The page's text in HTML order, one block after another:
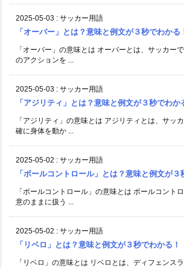
2025-05-03 : サッカー用語
「オーバー」とは？意味と例文が３秒でわかる
「オーバー」の意味とは オーバーとは、サッカー
のアクションを ...
2025-05-03 : サッカー用語
「アジリティ」とは？意味と例文が３秒でわか
「アジリティ」の意味とは アジリティとは、サッ
確に身体を動か ...
2025-05-02 : サッカー用語
「ボールコントロール」とは？意味と例文が３
「ボールコントロール」の意味とは ボールコント
意のままに扱う ...
2025-05-02 : サッカー用語
「リベロ」とは？意味と例文が３秒でわかる！
「リベロ」の意味とは リベロとは、ディフェンス